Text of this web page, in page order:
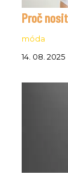
Proč
móda
14. 08. 2025